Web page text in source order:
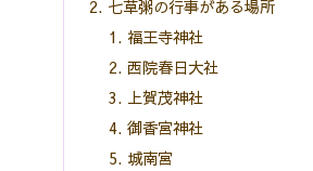
七草粥の行事がある場所
福王寺神社
西院春日大社
上賀茂神社
御香宮神社
城南宮